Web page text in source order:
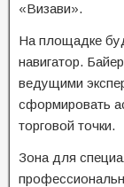
«Визави».
На площадке
навигатор.
ведущими
сформировать
торговой точки.
Зона для